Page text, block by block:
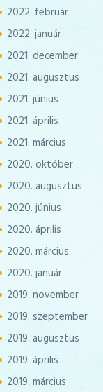
2022. február
2022.január
2021. december
2021. augusztus
2021.június
2021. április
2021. március
2020. október
2020. augusztus
2020.június
2020. április
2020. március
2020.január
2019. november
2019. szeptember
2019. augusztus
2019. április
2019. március